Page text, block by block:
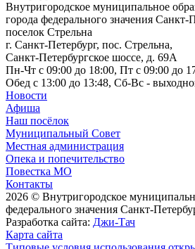
Внутригородское муниципальное
города федерального значения Санкт-
поселок Стрельна
г. Санкт-Петербург, пос. Стрельна,
Санкт-Петербургское шоссе, д. 69А
Пн-Чт с 09:00 до 18:00, Пт с 09:00 до
Обед с 13:00 до 13:48, Сб-Вс -
Новости
Афиша
Наш посёлок
Муниципальный Совет
Местная администрация
Опека и попечительство
Повестка МО
Контакты
2026 © Внутригородское
федерального значения Санкт-
Разработка сайта: Джи-Тач
Карта сайта